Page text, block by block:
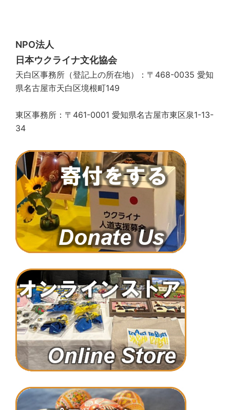
ョ
ン
NPO法人
日本ウクライナ文化協会
天白区事務所（登記上の所在地）：〒468-0035 愛知
県名古屋市天白区境根町149
東区事務所：〒461-0001 愛知県名古屋市東区泉1-13-
34